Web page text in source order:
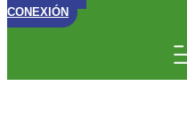
CONEXIÓN